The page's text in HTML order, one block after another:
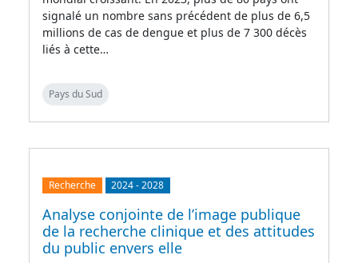
signalé un nombre sans précédent de plus de 6,5
millions de cas de dengue et plus de 7 300 décès
liés à cette…
Pays du Sud
Recherche 2024-2028
Analyse conjointe de l’image publique
de la recherche clinique et des attitudes
du public envers elle